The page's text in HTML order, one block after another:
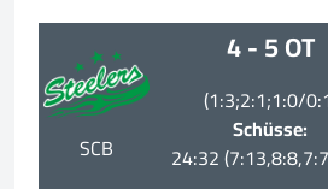
SCB
4 - 5 OT
(1:3;2:1;1:0/
Schüsse:
24:32